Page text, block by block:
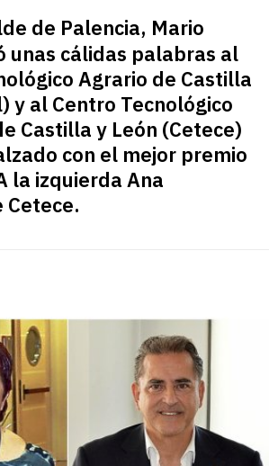
de Palencia, Mario
unas cálidas palabras al
Agrario de Castilla
y al Centro Tecnológico
Castilla y León (Cetece)
con el mejor premio
la izquierda Ana
Cetece.